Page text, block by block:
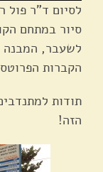
לסיום ד"ר פול
סיור במתחם
לשעבר, המבנה
הקברות
תודות
הזה!